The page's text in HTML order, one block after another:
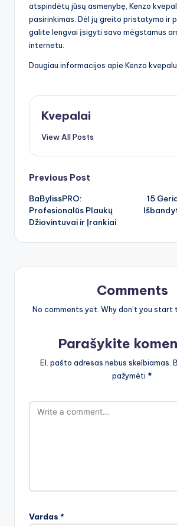
atspindėtų jūsų asmenybę, Kenzo
pasirinkimas. Dėl jų greito pristatymo ir
galite lengvai įsigyti savo mėgstamus
internetu.
Daugiau informacijos apie Kenzo
Kvepalai
View All Posts
Post
navigation
Previous Post
BaBylissPRO:
Profesionalūs Plaukų
Džiovintuvai ir Įrankiai
15
Comments
No comments yet. Why don’t you start
Parašykite
El. pašto adresas nebus skelbiamas.
pažymėti *
Vardas *